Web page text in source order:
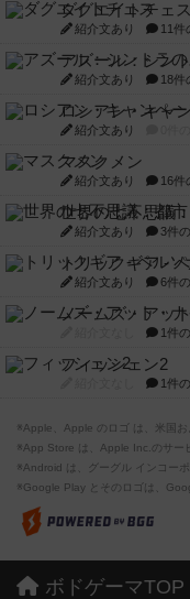
ダグエイトチェス
紹介文あり 11件
アズール：シン
紹介文あり 18件
ロシアン・キャ
紹介文あり
マスクメン
紹介文あり 16件
世界の七不思議
紹介文あり 3件
トリックギア -
紹介文あり 6件
ノームズ・アッ
1件
フィッシェン2
1件
※Apple、Apple のロゴ は、米国
※App Store は、Apple Inc.のサー
※Android は、グーグル インコー
※Google Play とそのロゴは、
ボドゲーマTOP